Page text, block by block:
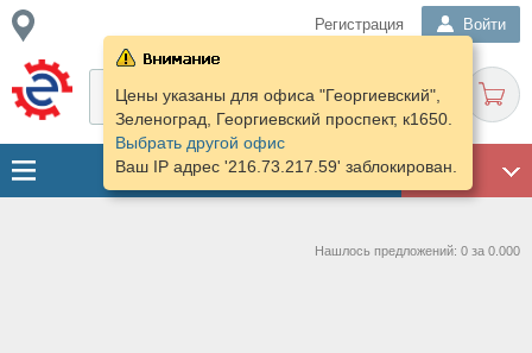
Регистрация Войти
ГАРАЖ
Цены указаны для офиса "Георгиевский",
Зеленоград, Георгиевский проспект, к1650.
Выбрать другой офис
Ваш IP адрес '216.73.217.59' заблокирован.
Нашлось предложений: 0 за 0.000